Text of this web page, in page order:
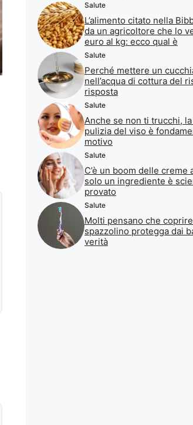
Salute
L’alimento citato nella
da un agricoltore che lo
euro al kg: ecco qual è
Salute
Perché mettere un
nell’acqua di cottura del
risposta
Salute
Anche se non ti trucchi,
pulizia del viso è
motivo
Salute
C’è un boom delle creme
solo un ingrediente è
provato
Salute
Molti pensano che
spazzolino protegga dai
verità